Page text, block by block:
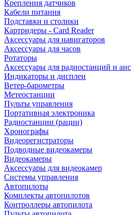
Крепления датчиков
Кабели питания
Подставки и столики
Картридеры - Card Reader
Аксессуары для навигаторов
Аксессуары для часов
Ротаторы
Аксессуары для радиостанций и аис
Индикаторы и дисплеи
Ветер-барометры
Метеостанции
Пульты управления
Портативная электроника
Радиостанции (рации)
Хронографы
Видеорегистраторы
Подводные видеокамеры
Видеокамеры
Аксессуары для видеокамер
Системы управления
Автопилоты
Комплекты автопилотов
Контроллеры автопилота